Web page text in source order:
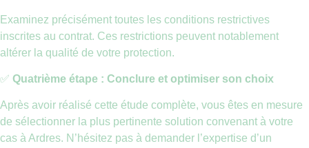
Examinez précisément toutes les conditions restrictives
inscrites au contrat. Ces restrictions peuvent notablement
altérer la qualité de votre protection.
✅ Quatrième étape : Conclure et optimiser son choix
Après avoir réalisé cette étude complète, vous êtes en mesure
de sélectionner la plus pertinente solution convenant à votre
cas à Ardres. N’hésitez pas à demander l’expertise d’un